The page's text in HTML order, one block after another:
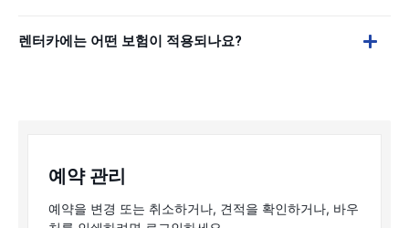
렌터카에는 어떤 보험이 적용되나요?
예약 관리
예약을 변경 또는 취소하거나, 견적을 확인하거나, 바우